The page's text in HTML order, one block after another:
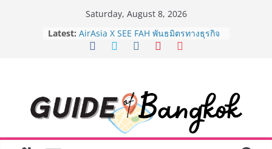
Saturday, August 8, 2026
Latest: AirAsia X SEE FAH พันธมิตรทางธุรกิจ
ยาวนานกว่า 20 ปี ต่อยอดเสิร์ฟความ
“BIO TRADE CONNECT 2026” ยก
ระดับผลิตภัณฑ์ท้องถิ่นสู่ตลาดเชิง
พาณิชย์อย่างยั่งยืน
LORDNINE จัดศึกคนดังสายเกม ไทย
ปะทะ ฟิลิปปินส์ ใน “Rise of the Tenth